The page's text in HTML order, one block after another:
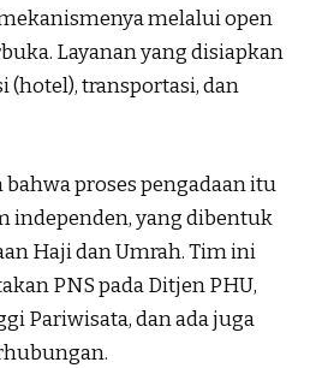
melalui open
Layanan yang disiapkan
(hotel), transportasi, dan
proses pengadaan itu
independen, yang dibentuk
Haji dan Umrah. Tim ini
PNS pada Ditjen PHU,
Pariwisata, dan ada juga